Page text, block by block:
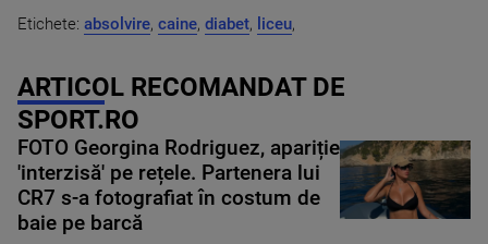
Etichete: absolvire, caine, diabet, liceu,
ARTICOL RECOMANDAT DE
SPORT.RO
FOTO Georgina Rodriguez, apariție
'interzisă' pe rețele. Partenera lui
CR7 s-a fotografiat în costum de
baie pe barcă